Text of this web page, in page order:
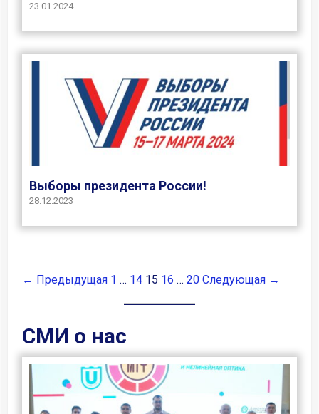
23.01.2024
Выборы президента России!
28.12.2023
← Предыдущая 1 … 14 15 16 … 20 Следующая →
СМИ о нас